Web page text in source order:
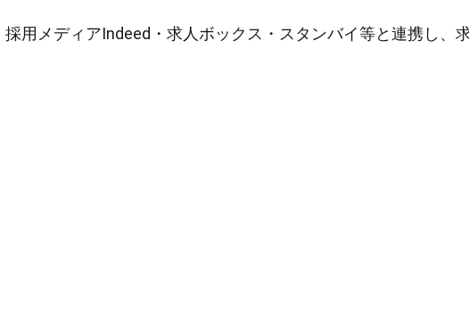
採用メディアIndeed・求人ボックス・スタンバイ等と連携し